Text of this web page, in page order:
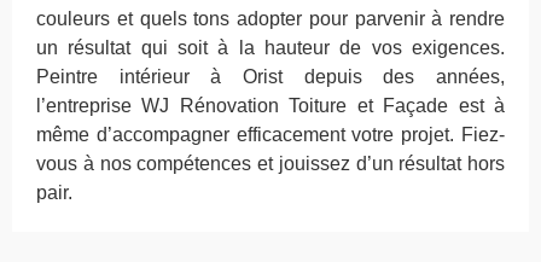
couleurs et quels tons adopter pour parvenir à rendre
un résultat qui soit à la hauteur de vos exigences.
Peintre intérieur à Orist depuis des années,
l’entreprise WJ Rénovation Toiture et Façade est à
même d’accompagner efficacement votre projet. Fiez-
vous à nos compétences et jouissez d’un résultat hors
pair.